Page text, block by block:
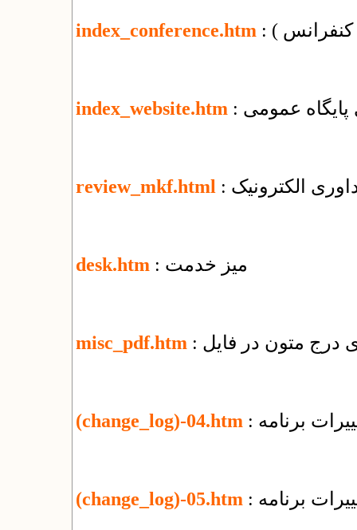
index_conference.htm کنفرانس )
index_website.htm پایگاه عمومی
review_mkf.html الکترونیک
desk.htm : میز خدمت
misc_pdf.htm
(change_log)-04.htm برنامه
(change_log)-05.htm برنامه